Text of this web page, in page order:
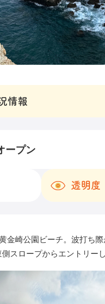
情報
ープン
透明度
金崎公園ビーチ。波打ち
スロープからエントリー